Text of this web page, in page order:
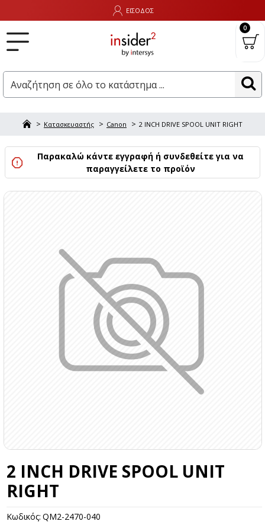
ΕΙΣΟΔΟΣ
0
Κατασκευαστής Canon 2 INCH DRIVE SPOOL UNIT RIGHT
Παρακαλώ κάντε εγγραφή ή συνδεθείτε για να
παραγγείλετε το προϊόν
2 INCH DRIVE SPOOL UNIT
RIGHT
Κωδικός: QM2-2470-040